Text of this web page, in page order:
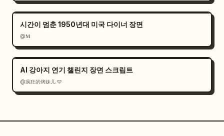
시간이 멈춘 1950년대 미국 다이너 장면
@𝐌
AI 강아지 연기 챌린지 장면 스크립트
@疯狂的烤妹儿 🩵